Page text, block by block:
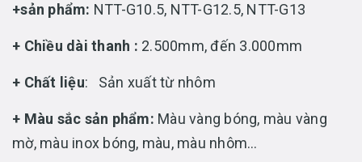
+sản phẩm: NTT-G10.5, NTT-G12.5, NTT-G13
+ Chiều dài thanh : 2.500mm, đến 3.000mm
+ Chất liệu: Sản xuất từ nhôm
+ Màu sắc sản phẩm: Màu vàng bóng, màu vàng
mờ, màu inox bóng, màu, màu nhôm…